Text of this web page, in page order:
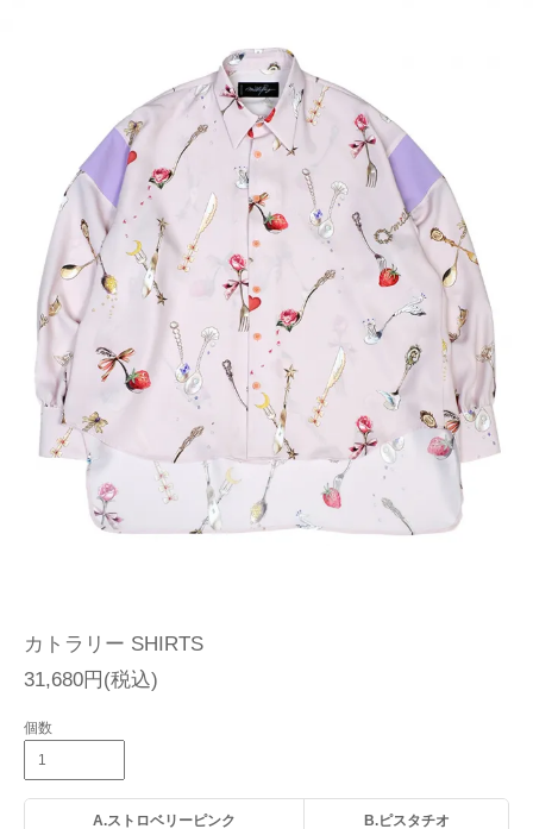
カトラリー SHIRTS
31,680円(税込)
個数
A.ストロベリーピンク B.ピスタチオ